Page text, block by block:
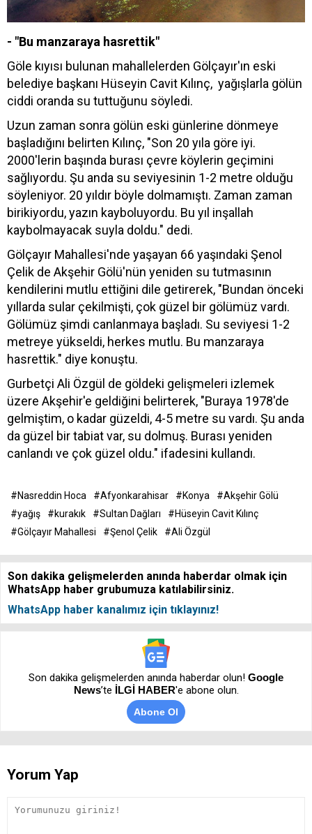
- "Bu manzaraya hasrettik"
Göle kıyısı bulunan mahallelerden Gölçayır'ın eski
belediye başkanı Hüseyin Cavit Kılınç, yağışlarla gölün
ciddi oranda su tuttuğunu söyledi.
Uzun zaman sonra gölün eski günlerine dönmeye
başladığını belirten Kılınç, "Son 20 yıla göre iyi.
2000'lerin başında burası çevre köylerin geçimini
sağlıyordu. Şu anda su seviyesinin 1-2 metre olduğu
söyleniyor. 20 yıldır böyle dolmamıştı. Zaman zaman
birikiyordu, yazın kayboluyordu. Bu yıl inşallah
kaybolmayacak suyla doldu." dedi.
Gölçayır Mahallesi'nde yaşayan 66 yaşındaki Şenol
Çelik de Akşehir Gölü'nün yeniden su tutmasının
kendilerini mutlu ettiğini dile getirerek, "Bundan önceki
yıllarda sular çekilmişti, çok güzel bir gölümüz vardı.
Gölümüz şimdi canlanmaya başladı. Su seviyesi 1-2
metreye yükseldi, herkes mutlu. Bu manzaraya
hasrettik." diye konuştu.
Gurbetçi Ali Özgül de göldeki gelişmeleri izlemek
üzere Akşehir'e geldiğini belirterek, "Buraya 1978'de
gelmiştim, o kadar güzeldi, 4-5 metre su vardı. Şu anda
da güzel bir tabiat var, su dolmuş. Burası yeniden
canlandı ve çok güzel oldu." ifadesini kullandı.
#Nasreddin Hoca #Afyonkarahisar #Konya
#Akşehir Gölü
#yağış
#kurakık #Sultan Dağları
#Hüseyin Cavit Kılınç
#Gölçayır Mahallesi
#Şenol Çelik #Ali Özgül
Son dakika gelişmelerden anında haberdar olmak için
WhatsApp haber grubumuza katılabilirsiniz.
WhatsApp haber kanalımız için tıklayınız!
Son dakika gelişmelerden anında haberdar olun! Google
News’te İLGİ HABER'e abone olun.
Abone Ol
Yorum Yap